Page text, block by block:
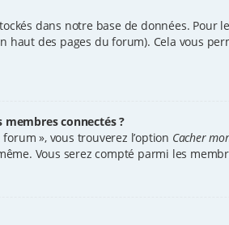
dans notre base de données. Pour
haut des pages du forum). Cela vous
connectés ?
», vous trouverez l’option Cacher
Vous serez compté parmi les